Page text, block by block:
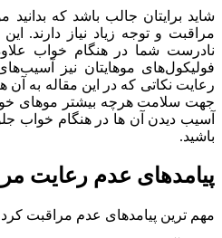
شاید برایتان جالب باشد که بدانید
مراقبت و توجه‌ زیاد نیاز دارند.
نادرست شما در هنگام خواب
فولیکول‌های موهایتان نیز آسیب‌های
رعایت نکاتی که در این مقاله به آن
جهت سلامت هرچه بیشتر موهای
آسیب دیدن آن ها در هنگام خواب
باشید.
پیامدهای عدم رعایت
مهم ترین پیامدهای عدم مراقبت